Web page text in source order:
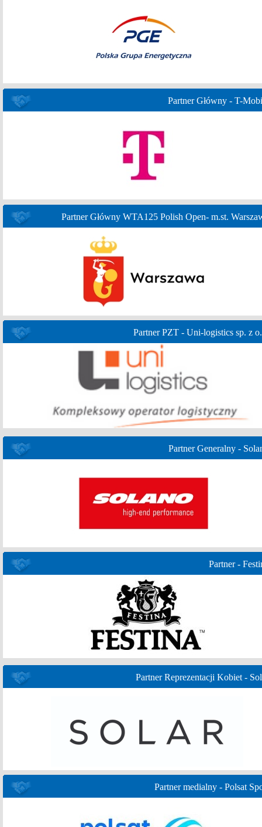
Partner Główny - T-
Partner Główny WTA125 Polish Open- m.st.
Partner PZT - Uni-logistics sp. z
Partner Generalny -
Partner -
Partner Reprezentacji Kobiet -
Partner medialny - Polsat